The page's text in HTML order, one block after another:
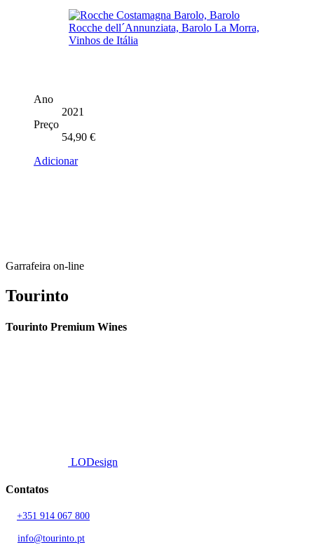
Ano
2021
Preço
54,90 €
Adicionar
Garrafeira on-line
Tourinto
Tourinto Premium Wines
LODesign
Contatos
+351 914 067 800
info@tourinto.pt